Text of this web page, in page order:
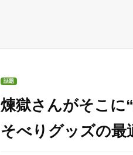
話題
煉獄さんがそこに
そべりグッズの最